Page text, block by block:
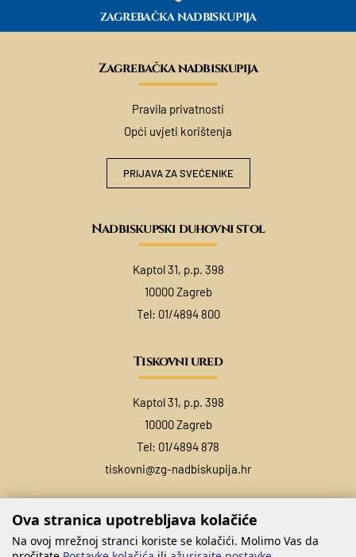
ZAGREBAČKA NADBISKUPIJA
Zagrebačka nadbiskupija
Pravila privatnosti
Opći uvjeti korištenja
PRIJAVA ZA SVEĆENIKE
Nadbiskupski duhovni stol
Kaptol 31, p.p. 398
10000 Zagreb
Tel: 01/4894 800
Tiskovni ured
Kaptol 31, p.p. 398
10000 Zagreb
Tel: 01/4894 878
tiskovni@zg-nadbiskupija.hr
Ova stranica upotrebljava kolačiće
Na ovoj mrežnoj stranci koriste se kolačići. Molimo Vas da